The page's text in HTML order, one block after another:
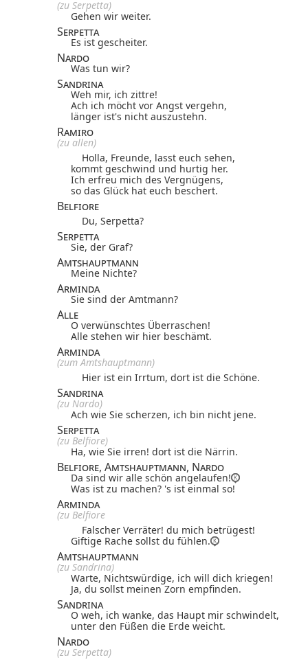
(zu Serpetta)
Gehen wir weiter.
Serpetta
Es ist gescheiter.
Nardo
Was tun wir?
Sandrina
Weh mir, ich zittre!
Ach ich möcht vor Angst vergehn,
länger ist's nicht auszustehn.
Ramiro
(zu allen)
Holla, Freunde, lasst euch sehen,
kommt geschwind und hurtig her.
Ich erfreu mich des Vergnügens,
so das Glück hat euch beschert.
Belfiore
Du, Serpetta?
Serpetta
Sie, der Graf?
Amtshauptmann
Meine Nichte?
Arminda
Sie sind der Amtmann?
Alle
O verwünschtes Überraschen!
Alle stehen wir hier beschämt.
Arminda
(zum Amtshauptmann)
Hier ist ein Irrtum, dort ist die Schöne.
Sandrina
(zu Nardo)
Ach wie Sie scherzen, ich bin nicht jene.
Serpetta
(zu Belfiore)
Ha, wie Sie irren! dort ist die Närrin.
Belfiore, Amtshauptmann, Nardo
Da sind wir alle schön angelaufen!
Was ist zu machen? 's ist einmal so!
Arminda
(zu Belfiore
Falscher Verräter! du mich betrügest!
Giftige Rache sollst du fühlen.
Amtshauptmann
(zu Sandrina)
Warte, Nichtswürdige, ich will dich kriegen!
Ja, du sollst meinen Zorn empfinden.
Sandrina
O weh, ich wanke, das Haupt mir schwindelt,
unter den Füßen die Erde weicht.
Nardo
(zu Serpetta)